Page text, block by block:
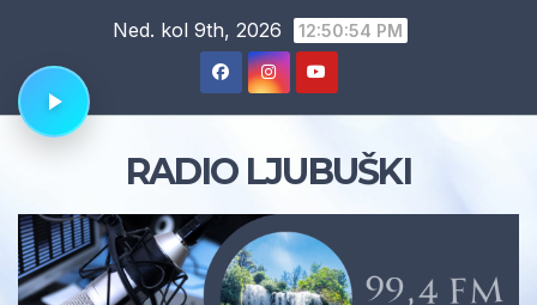
content
Ned. kol 9th, 2026 12:50:55 PM
RADIO LJUBUŠKI